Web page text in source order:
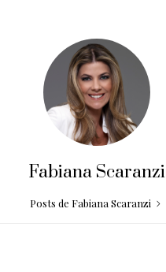
Fabiana Scaranzi
Posts de Fabiana Scaranzi